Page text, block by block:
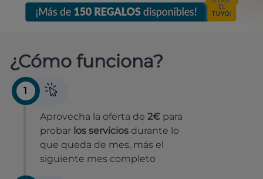
¿Cómo funciona?
1
Aprovecha la oferta de 2€ para
probar los servicios durante lo
que queda de mes, más el
siguiente mes completo